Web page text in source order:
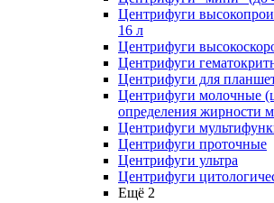
Центрифуги
16 л
Центрифуги
Центрифуги
Центрифуги для
Центрифуги молочные
определения жирности
Центрифуги
Центрифуги проточные
Центрифуги ультра
Центрифуги
Ещё 2